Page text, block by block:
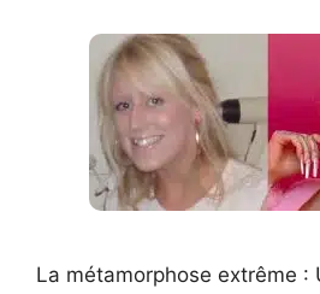
La métamorphose extrême :